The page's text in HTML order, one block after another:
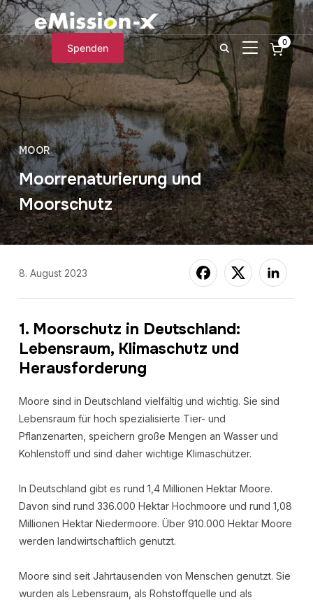
Spenden 0
MOOR
Moorrenaturierung und
Moorschutz
8. August 2023
1. Moorschutz in Deutschland:
Lebensraum, Klimaschutz und
Herausforderung
Moore sind in Deutschland vielfältig und wichtig. Sie sind
Lebensraum für hoch spezialisierte Tier- und
Pflanzenarten, speichern große Mengen an Wasser und
Kohlenstoff und sind daher wichtige Klimaschützer.
In Deutschland gibt es rund 1,4 Millionen Hektar Moore.
Davon sind rund 336.000 Hektar Hochmoore und rund 1,08
Millionen Hektar Niedermoore. Über 910.000 Hektar Moore
werden landwirtschaftlich genutzt.
Moore sind seit Jahrtausenden von Menschen genutzt. Sie
wurden als Lebensraum, als Rohstoffquelle und als